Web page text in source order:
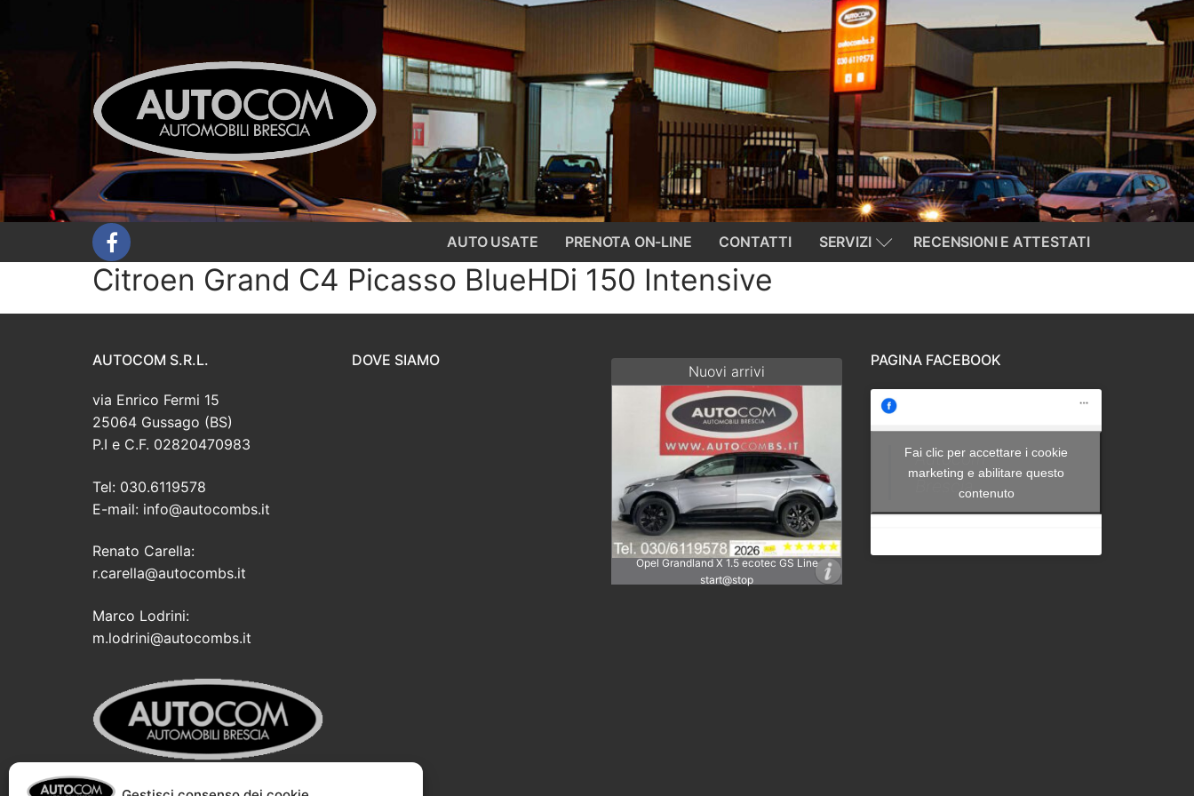
AUTO USATE PRENOTA ON-LINE CONTATTI SERVIZI RECENSIONI E ATTESTATI
Citroen Grand C4 Picasso BlueHDi 150 Intensive
AUTOCOM S.R.L.
via Enrico Fermi 15
25064 Gussago (BS)
P.I e C.F. 02820470983
Tel: 030.6119578
E-mail: info@autocombs.it
Renato Carella:
r.carella@autocombs.it
Marco Lodrini:
m.lodrini@autocombs.it
DOVE SIAMO
Nuovi arrivi
Opel Grandland X 1.5 ecotec GS Line
start@stop
PAGINA FACEBOOK
Autocom -
Brescia
Fai clic per accettare i cookie
marketing e abilitare questo
contenuto